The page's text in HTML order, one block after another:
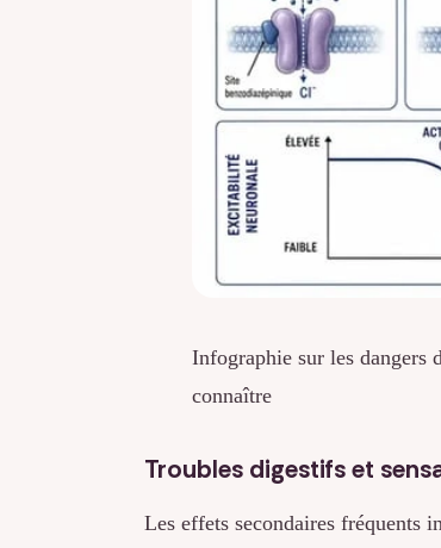
Infographie sur les dangers
connaître
Troubles digestifs et
Les effets secondaires fréquents